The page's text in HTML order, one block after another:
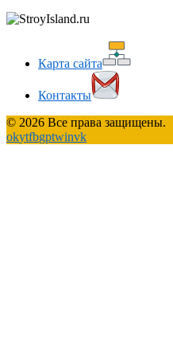
Карта сайта
Контакты
© 2026 Все права защищены.
okytfbgptwinvk